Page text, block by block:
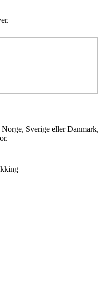
Sverige eller Danmark,